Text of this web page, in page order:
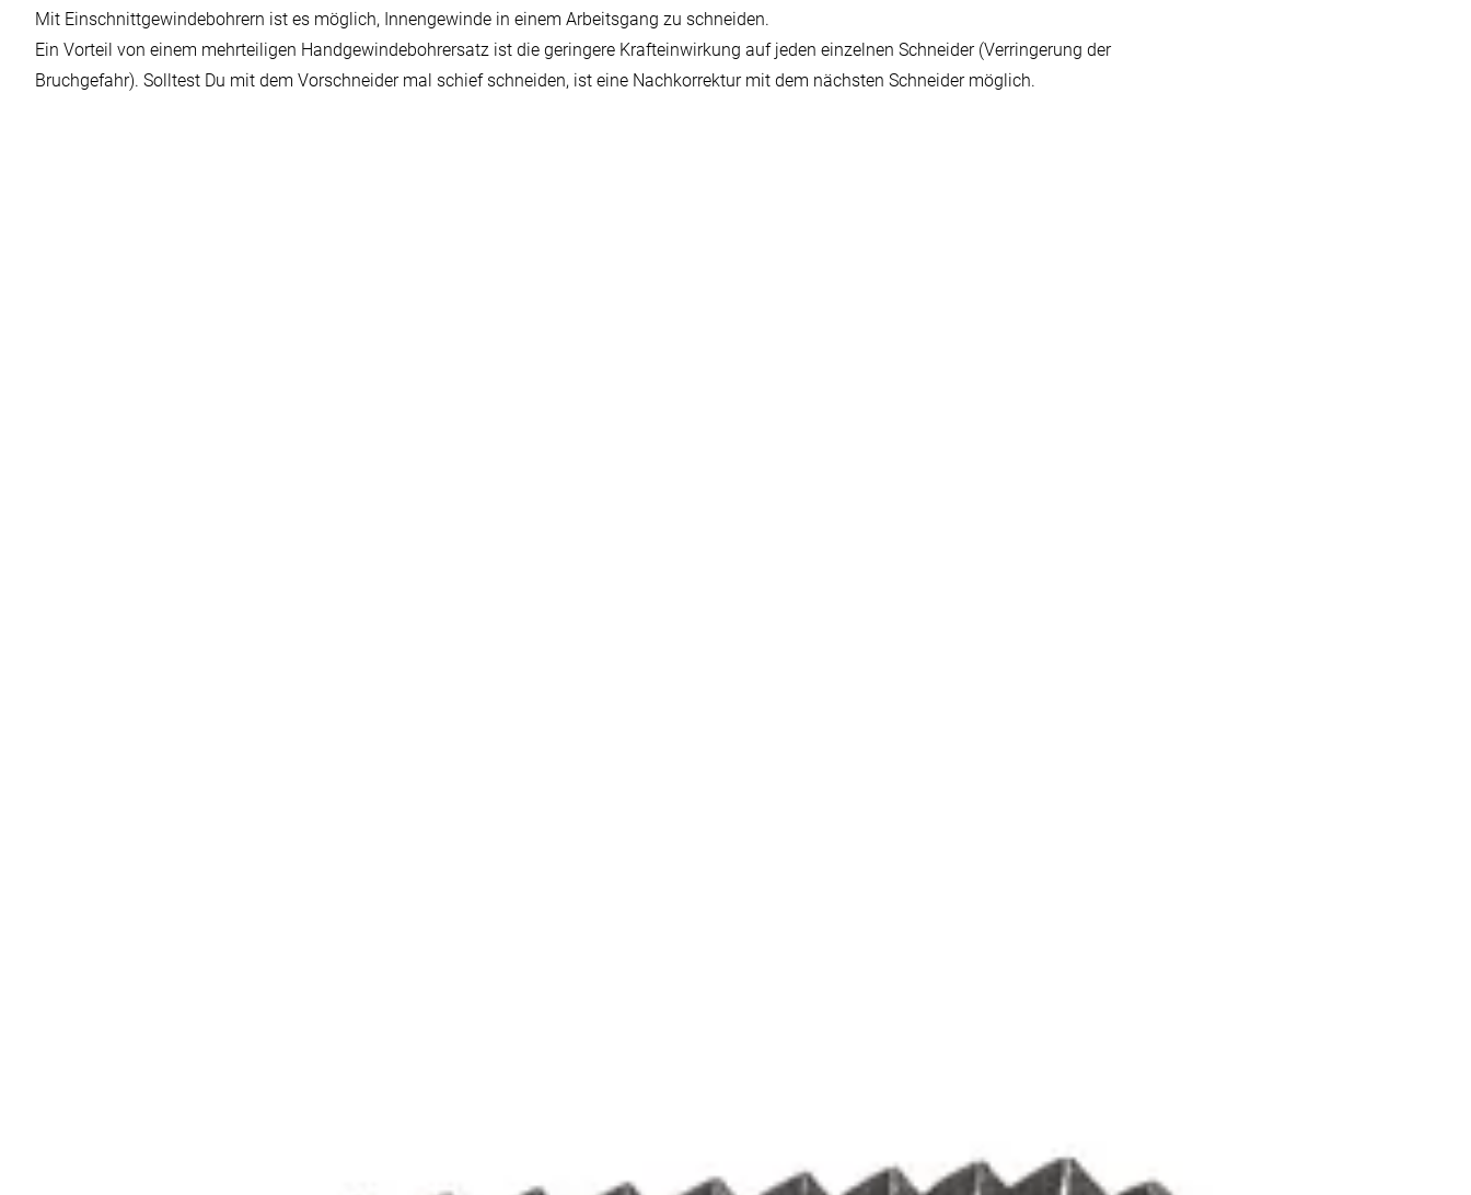
Mit Einschnittgewindebohrern ist es möglich, Innengewinde in einem Arbeitsgang zu schneiden.
Ein Vorteil von einem mehrteiligen Handgewindebohrersatz ist die geringere Krafteinwirkung auf jeden einzelnen Schneider (Verringerung der
Bruchgefahr). Solltest Du mit dem Vorschneider mal schief schneiden, ist eine Nachkorrektur mit dem nächsten Schneider möglich.